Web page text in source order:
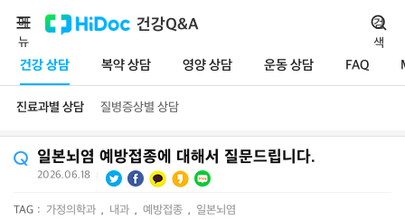
건강Q&A
건강 상담 복약 상담 영양 상담 운동 상담 FAQ
메
뉴
검
색
진료과별 상담 질병증상별 상담
일본뇌염 예방접종에 대해서 질문드립니다.
2026.06.18
TAG : 가정의학과 , 내과 , 예방접종 , 일본뇌염